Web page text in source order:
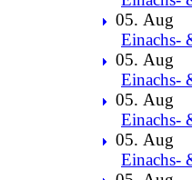
05. Aug
Einachs-
05. Aug
Einachs-
05. Aug
Einachs-
05. Aug
Einachs-